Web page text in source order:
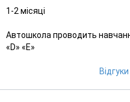
1-2 місяці
Автошкола проводить
«D» «E»